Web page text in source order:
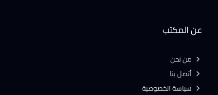
عن المكتب
من نحن
أتصل بنا
سياسة الخصوصية